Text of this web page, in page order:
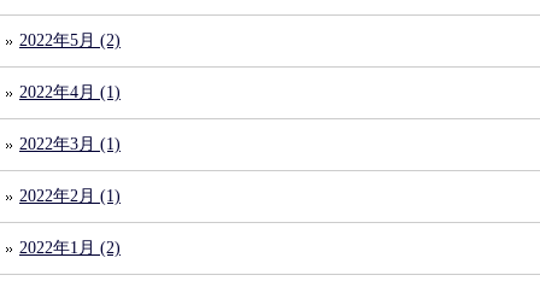
2022年5月 (2)
2022年4月 (1)
2022年3月 (1)
2022年2月 (1)
2022年1月 (2)